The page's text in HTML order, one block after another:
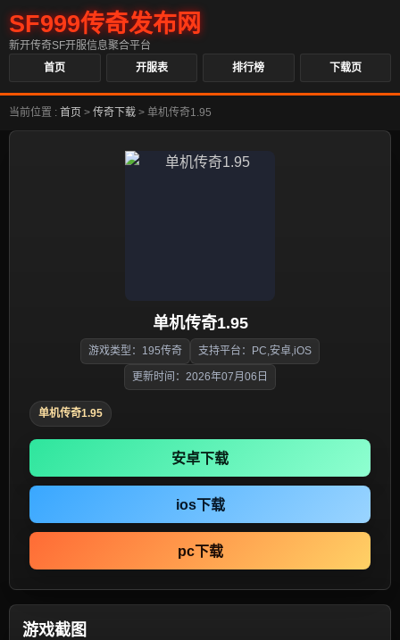
SF999传奇发布网
新开传奇SF开服信息聚合平台
首页
开服表 排行榜 下载页
当前位置 : 首页 > 传奇下载 > 单机传奇1.95
单机传奇1.95
游戏类型：195传奇 支持平台：PC,安卓,iOS
更新时间：2026年07月06日
单机传奇1.95
安卓下载
ios下载
pc下载
游戏截图